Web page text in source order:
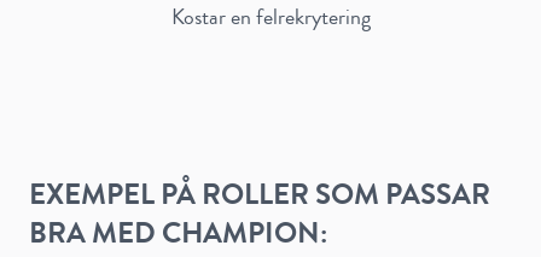
Kostar en felrekrytering
EXEMPEL PÅ ROLLER SOM PASSAR
BRA MED CHAMPION: